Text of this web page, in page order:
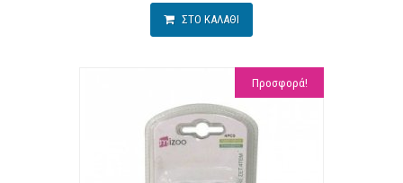
ΣΤΟ ΚΑΛΑΘΙ
Προσφορά!